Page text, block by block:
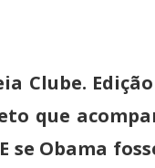
Clube.
que
se Obama